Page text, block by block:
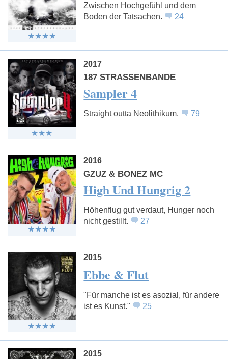
Zwischen Hochgefühl und dem
Boden der Tatsachen.
24
2017
187 STRASSENBANDE
Sampler 4
Straight outta Neolithikum. 79
2016
GZUZ & BONEZ MC
High Und Hungrig 2
Höhenflug gut verdaut, Hunger noch
nicht gestillt.
27
2015
Ebbe & Flut
"Für manche ist es asozial, für andere
ist es Kunst."
25
2015